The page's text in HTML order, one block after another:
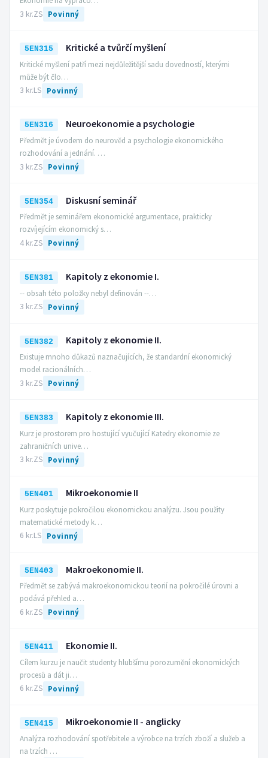
3 kr.ZS Povinný
5EN315 Kritické a tvůrčí myšlení
Kritické myšlení patří mezi nejdůležitější sadu dovedností, kterými
může být člo…
3 kr.LS Povinný
5EN316 Neuroekonomie a psychologie
Předmět je úvodem do neurověd a psychologie ekonomického
rozhodování a jednání. …
3 kr.ZS Povinný
5EN354 Diskusní seminář
Předmět je seminářem ekonomické argumentace, prakticky
rozvíjejícím ekonomický s…
4 kr.ZS Povinný
5EN381 Kapitoly z ekonomie I.
-- obsah této položky nebyl definován --…
3 kr.ZS Povinný
5EN382 Kapitoly z ekonomie II.
Existuje mnoho důkazů naznačujících, že standardní ekonomický
model racionálních…
3 kr.ZS Povinný
5EN383 Kapitoly z ekonomie III.
Kurz je prostorem pro hostující vyučující Katedry ekonomie ze
zahraničních unive…
3 kr.ZS Povinný
5EN401 Mikroekonomie II
Kurz poskytuje pokročilou ekonomickou analýzu. Jsou použity
matematické metody k…
6 kr.LS Povinný
5EN403 Makroekonomie II.
Předmět se zabývá makroekonomickou teorií na pokročilé úrovni a
podává přehled a…
6 kr.ZS Povinný
5EN411 Ekonomie II.
Cílem kurzu je naučit studenty hlubšímu porozumění ekonomických
procesů a dát ji…
6 kr.ZS Povinný
5EN415 Mikroekonomie II - anglicky
Analýza rozhodování spotřebitele a výrobce na trzích zboží a služeb a
na trzích …